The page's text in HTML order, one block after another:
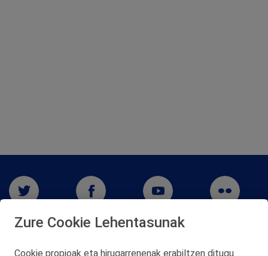
Zure Cookie Lehentasunak
Cookie propioak eta hirugarrenenak erabiltzen ditugu